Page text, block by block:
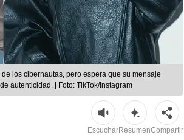
los cibernautas, pero espera que su mensaje
autenticidad. | Foto: TikTok/Instagram
EscucharResumenCompartir